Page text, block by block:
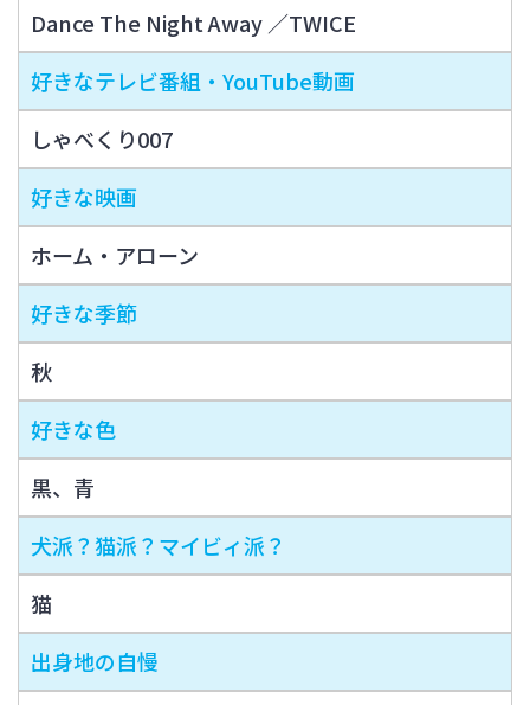
Dance The Night Away ／TWICE
好きなテレビ番組・YouTube動画
しゃべくり007
好きな映画
ホーム・アローン
好きな季節
秋
好きな色
黒、青
犬派？猫派？マイビィ派？
猫
出身地の自慢